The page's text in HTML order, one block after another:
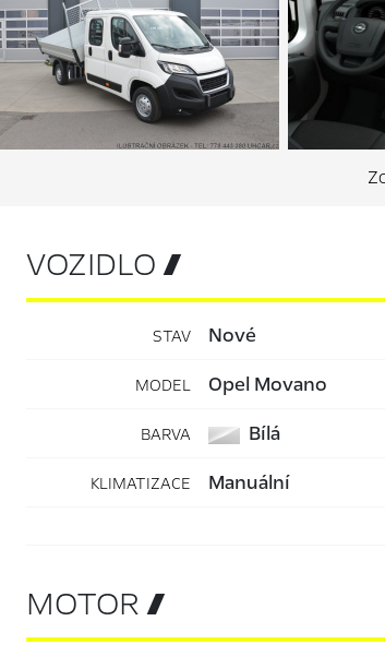
VOZIDLO 
STAV nové
MODEL Opel Movano
BARVA Bílá
KLIMATIZACE manuální
MOTOR 